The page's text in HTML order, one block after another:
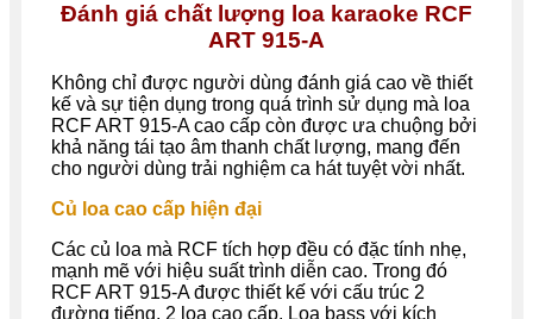
Đánh giá chất lượng loa karaoke RCF
ART 915-A
Không chỉ được người dùng đánh giá cao về thiết
kế và sự tiện dụng trong quá trình sử dụng mà loa
RCF ART 915-Acao cấp còn được ưa chuộng bởi
khả năng tái tạo âm thanh chất lượng, mang đến
cho người dùng trải nghiệm ca hát tuyệt vời nhất.
Củ loa cao cấp hiện đại
Các củ loa mà RCF tích hợp đều có đặc tính nhẹ,
mạnh mẽ với hiệu suất trình diễn cao. Trong đó
RCF ART 915-Ađược thiết kế với cấu trúc 2
đường tiếng, 2 loa cao cấp. Loa bass với kích